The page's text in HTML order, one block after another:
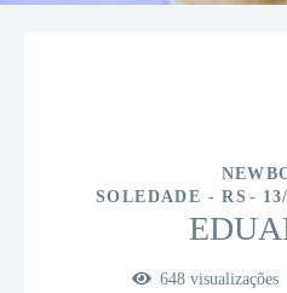
SOLEDADE - RS
648visualizações